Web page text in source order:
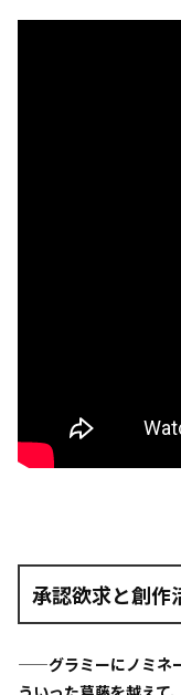
承認欲求と創作
——グラミーにノミネ